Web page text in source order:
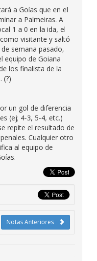
a Goías que en el
a Palmeiras. A
1 a 0 en la ida, el
visitante y saltó
semana pasado,
equipo de Goiana
los finalista de la
(?)
un gol de diferencia
(ej; 4-3, 5-4, etc.)
repite el resultado de
Cualquier otro
al equipo de
Notas Anteriores